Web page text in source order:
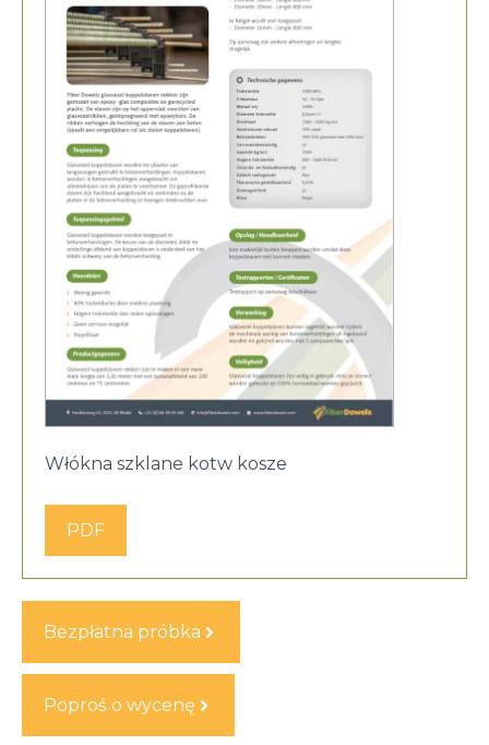
Włókna szklane kotw kosze
PDF
Bezpłatna próbka
Poproś o wycenę